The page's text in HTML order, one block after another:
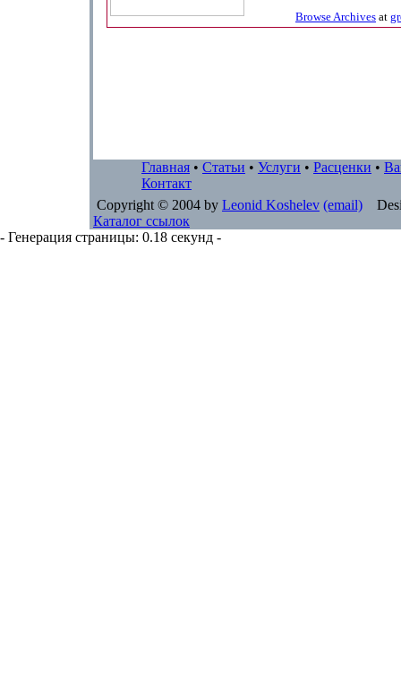
Browse Archives at
Главная • Статьи • Услуги • Расценки •
Контакт
Copyright © 2004 by Leonid Koshelev (email)
Каталог ссылок
- Генерация страницы: 0.18 секунд -